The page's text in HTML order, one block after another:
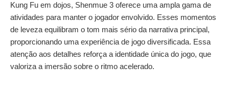
Kung Fu em dojos, Shenmue 3 oferece uma ampla gama de
atividades para manter o jogador envolvido. Esses momentos
de leveza equilibram o tom mais sério da narrativa principal,
proporcionando uma experiência de jogo diversificada. Essa
atenção aos detalhes reforça a identidade única do jogo, que
valoriza a imersão sobre o ritmo acelerado.